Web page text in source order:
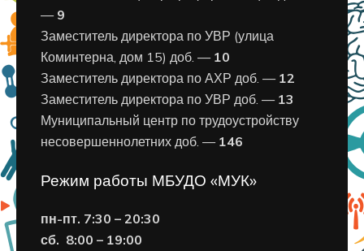
— 9
Заместитель директора по УВР (улица
Коминтерна, дом 15) доб. — 10
Заместитель директора по АХР доб. — 12
Заместитель директора по УВР доб. — 13
Муниципальный центр по трудоустройству
несовершеннолетних доб. — 146
Режим работы МБУДО «МУК»
пн-пт. 7:30 – 20:30
сб. 8:00 – 19:00